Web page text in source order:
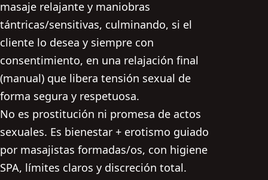
masaje relajante y maniobras
tántricas/sensitivas, culminando, si el
cliente lo desea y siempre con
consentimiento, en una relajación final
(manual) que libera tensión sexual de
forma segura y respetuosa.
No es prostitución ni promesa de actos
sexuales. Es bienestar + erotismo guiado
por masajistas formadas/os, con higiene
SPA, límites claros y discreción total.